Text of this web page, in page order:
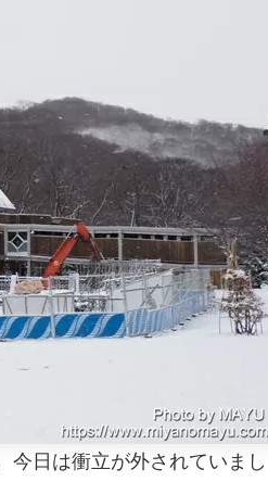
今日は衝立が外されていまし